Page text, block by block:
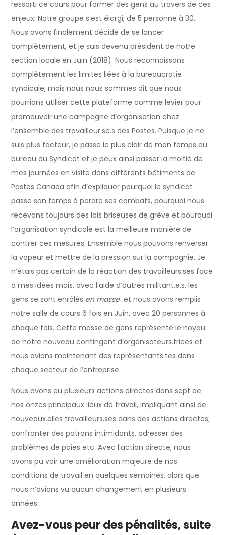
ressorti ce cours pour former des gens au travers de ces
enjeux. Notre groupe s’est élargi, de 5 personne à 30.
Nous avons finalement décidé de se lancer
complètement, et je suis devenu président de notre
section locale en Juin (2018). Nous reconnaissons
complètement les limites liées à la bureaucratie
syndicale, mais nous nous sommes dit que nous
pourrions utiliser cette plateforme comme levier pour
promouvoir une campagne d’organisation chez
l’ensemble des travailleur.se.s des Postes. Puisque je ne
suis plus facteur, je passe le plus clair de mon temps au
bureau du Syndicat et je peux ainsi passer la moitié de
mes journées en visite dans différents bâtiments de
Postes Canada afin d’expliquer pourquoi le syndicat
passe son temps à perdre ses combats, pourquoi nous
recevons toujours des lois briseuses de grève et pourquoi
l’organisation syndicale est la meilleure manière de
contrer ces mesures. Ensemble nous pouvons renverser
la vapeur et mettre de la pression sur la compagnie. Je
n’étais pas certain de la réaction des travailleurs.ses face
à mes idées mais, avec l’aide d’autres militant.e.s, les
gens se sont enrôlés en masse et nous avons remplis
notre salle de cours 6 fois en Juin, avec 20 personnes à
chaque fois. Cette masse de gens représente le noyau
de notre nouveau contingent d’organisateurs.trices et
nous avions maintenant des représentants.tes dans
chaque secteur de l’entreprise.
Nous avons eu plusieurs actions directes dans sept de
nos onzes principaux lieux de travail, impliquant ainsi de
nouveaux.elles travailleurs.ses dans des actions directes;
confronter des patrons intimidants, adresser des
problèmes de paies etc. Avec l’action directe, nous
avons pu voir une amélioration majeure de nos
conditions de travail en quelques semaines, alors que
nous n’avions vu aucun changement en plusieurs
années.
Avez-vous peur des pénalités, suite